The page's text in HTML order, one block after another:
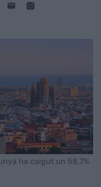
ha caigut un 58,7%